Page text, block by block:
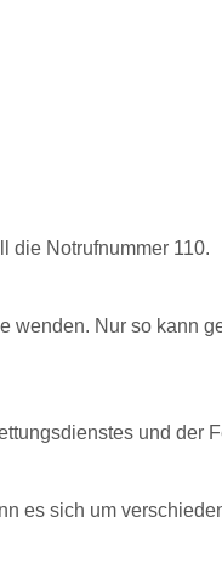
die Notrufnummer 110.
wenden. Nur so kann
und der
es sich um